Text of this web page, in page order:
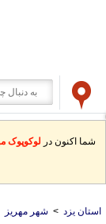
شما اکنون در لوکوپوک
استان یزد > شهر مهریز